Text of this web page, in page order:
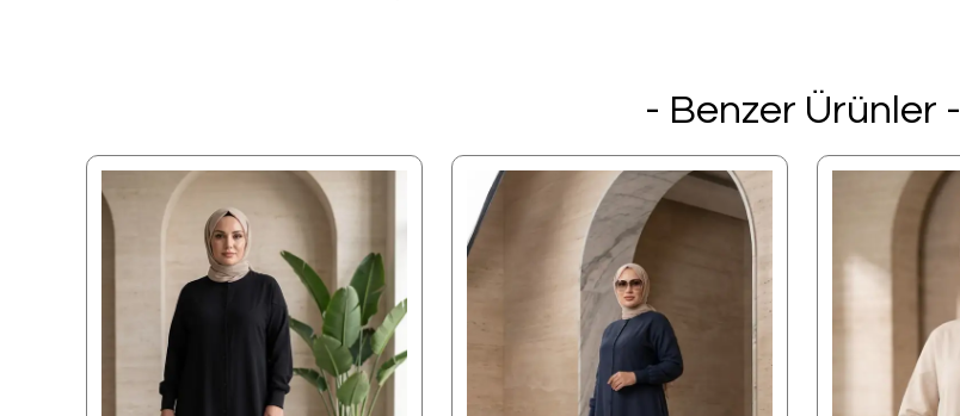
- Benzer Ürünler -